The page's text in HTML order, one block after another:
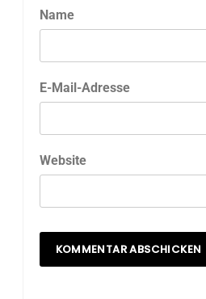
Name
E-Mail-Adresse
Website